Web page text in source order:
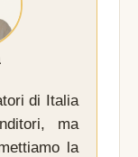
di Italia
ma
la